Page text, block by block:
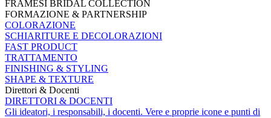
FRAMESI BRIDAL COLLECTION
FORMAZIONE & PARTNERSHIP
COLORAZIONE
SCHIARITURE E DECOLORAZIONI
FAST PRODUCT
TRATTAMENTO
FINISHING & STYLING
SHAPE & TEXTURE
Direttori & Docenti
DIRETTORI & DOCENTI
Gli ideatori, i responsabili, i docenti. Vere e proprie icone e punti di